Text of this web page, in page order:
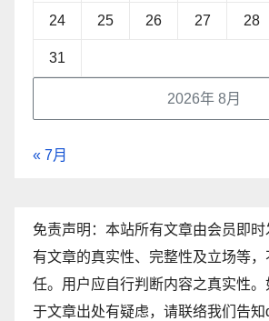
2026年 8月
24 25 26 27 28
31
« 7月
免责声明：本站所有文章由会员即
有文章的真实性、完整性及立场等
任。用户应自行判断内容之真实性
于文章出处有疑虑，请联络我们告